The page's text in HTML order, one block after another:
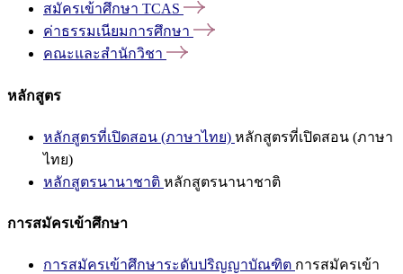
สมัครเข้าศึกษา TCAS
ค่าธรรมเนียมการศึกษา
คณะและสำนักวิชา
หลักสูตร
หลักสูตรที่เปิดสอน (ภาษาไทย) หลักสูตรที่เปิดสอน (ภาษา
ไทย)
หลักสูตรนานาชาติ หลักสูตรนานาชาติ
การสมัครเข้าศึกษา
การสมัครเข้าศึกษาระดับปริญญาบัณฑิต การสมัครเข้า